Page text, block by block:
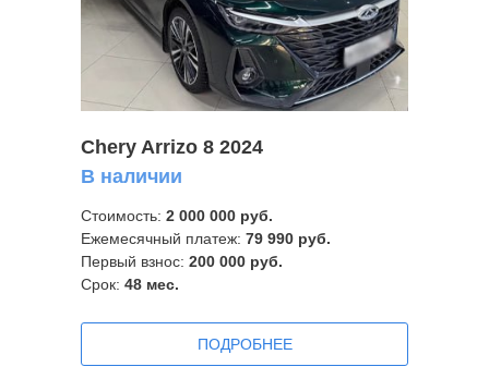
ПОДРОБНЕЕ
Chery Arrizo 8 2024
В наличии
Стоимость: 2 000 000 руб.
Ежемесячный платеж: 79 990 руб.
Первый взнос: 200 000 руб.
Срок: 48 мес.